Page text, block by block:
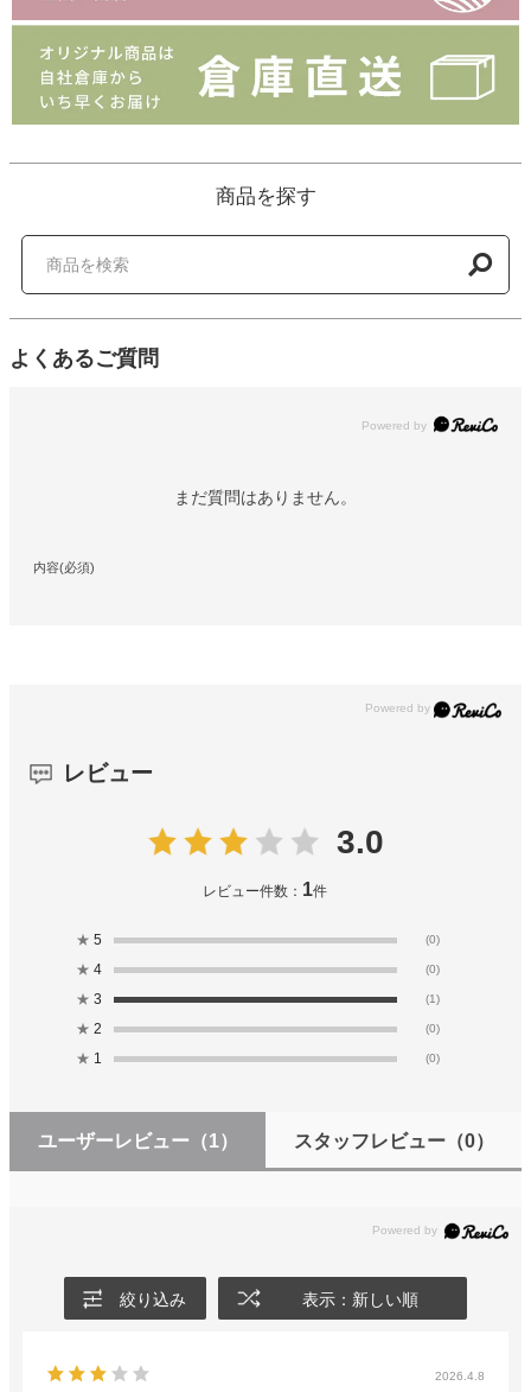
商品を探す
よくあるご質問
Powered by
まだ質問はありません。
内容(必須)
レビュー
3.0
レビュー件数： 1件
★ 5 (0)
★ 4 (0)
★ 3 (1)
★ 2 (0)
★ 1 (0)
ユーザーレビュー （1） スタッフレビュー（0）
絞り込み 表示：新しい順
2026.4.8